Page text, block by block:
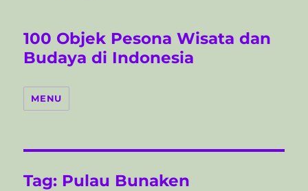
100 Objek Pesona Wisata dan
Budaya di Indonesia
MENU
Tag: Pulau Bunaken